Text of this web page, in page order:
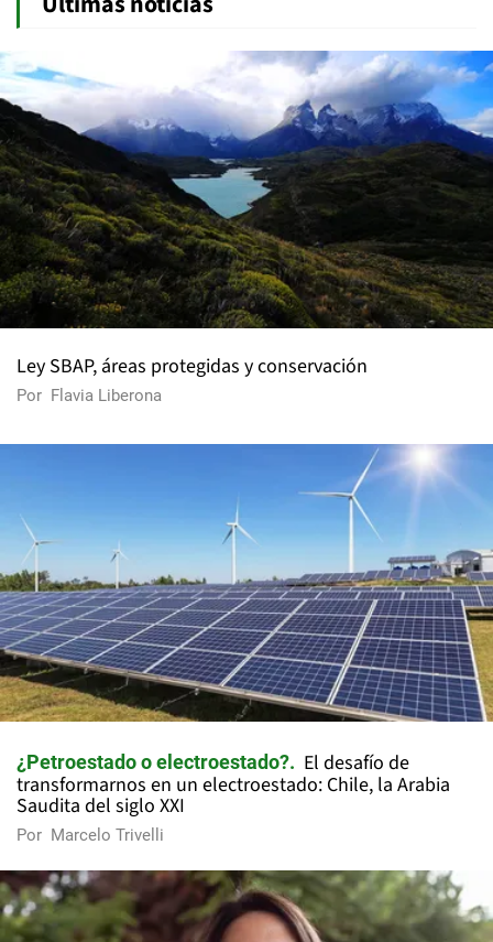
Ley SBAP, áreas protegidas y conservación
Por Flavia Liberona
¿Petroestado o electroestado?
El desafío de
transformarnos en un electroestado: Chile, la Arabia
Saudita del siglo XXI
Por Marcelo Trivelli